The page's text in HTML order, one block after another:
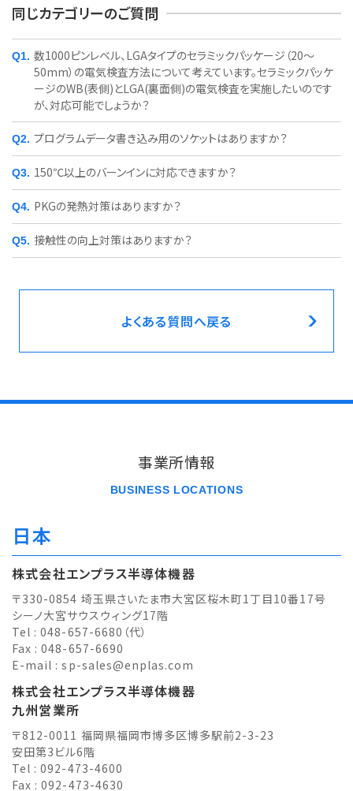
同じカテゴリーのご質問
数1000ピンレベル、LGAタイプのセラミックパッケージ（20～
50mm）の電気検査方法について考えています。セラミックパッケ
ージのWB(表側)とLGA(裏面側)の電気検査を実施したいのです
が、対応可能でしょうか？
プログラムデータ書き込み用のソケットはありますか？
150℃以上のバーンインに対応できますか？
PKGの発熱対策はありますか？
接触性の向上対策はありますか？
よくある質問へ戻る
事業所情報
BUSINESS LOCATIONS
日本
株式会社エンプラス半導体機器
〒330-0854 埼玉県さいたま市大宮区桜木町1丁目10番17号
シーノ大宮サウスウィング17階
Tel : 048-657-6680（代）
Fax : 048-657-6690
E-mail :sp-sales@enplas.com
株式会社エンプラス半導体機器
九州営業所
〒812-0011 福岡県福岡市博多区博多駅前2-3-23
安田第3ビル6階
Tel : 092-473-4600
Fax : 092-473-4630